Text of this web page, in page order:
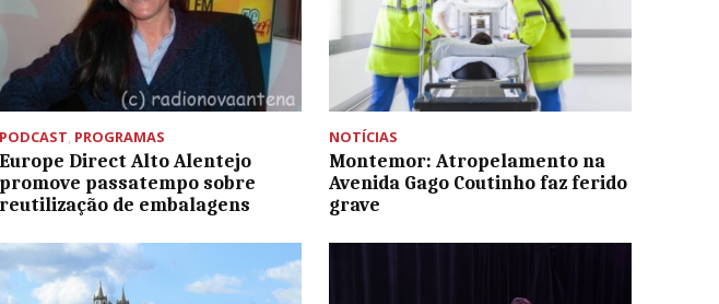
PODCAST, PROGRAMAS
Europe Direct Alto Alentejo
promove passatempo sobre
reutilização de embalagens
NOTÍCIAS
Montemor: Atropelamento na
Avenida Gago Coutinho faz ferido
grave